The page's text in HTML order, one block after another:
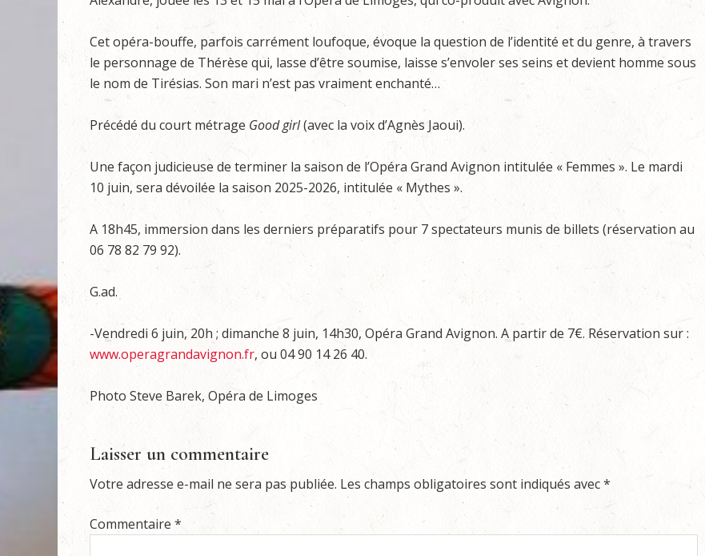
Cet opéra-bouffe, parfois carrément loufoque, évoque la question de l’identité et du genre, à travers
le personnage de Thérèse qui, lasse d’être soumise, laisse s’envoler ses seins et devient homme sous
le nom de Tirésias. Son mari n’est pas vraiment enchanté…
Précédé du court métrage Good girl(avec la voix d’Agnès Jaoui).
Une façon judicieuse de terminer la saison de l’Opéra Grand Avignon intitulée « Femmes ». Le mardi
10 juin, sera dévoilée la saison 2025-2026, intitulée « Mythes ».
A 18h45, immersion dans les derniers préparatifs pour 7 spectateurs munis de billets (réservation au
06 78 82 79 92).
G.ad.
-Vendredi 6 juin, 20h ; dimanche 8 juin, 14h30, Opéra Grand Avignon. A partir de 7€. Réservation sur :
www.operagrandavignon.fr, ou 04 90 14 26 40.
Photo Steve Barek, Opéra de Limoges
Laisser un commentaire
Votre adresse e-mail ne sera pas publiée. Les champs obligatoires sont indiqués avec*
Commentaire *